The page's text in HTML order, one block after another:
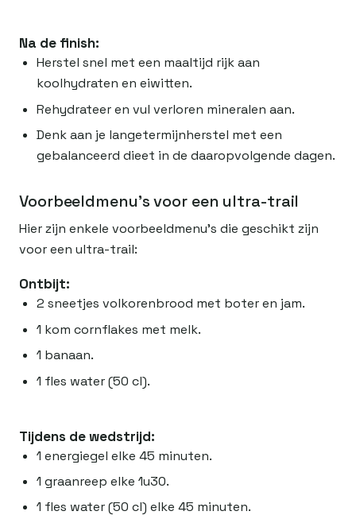
Na de finish:
Herstel snel met een maaltijd rijk aan
koolhydraten en eiwitten.
Rehydrateer en vul verloren mineralen aan.
Denk aan je langetermijnherstel met een
gebalanceerd dieet in de daaropvolgende dagen.
Voorbeeldmenu's voor een ultra-trail
Hier zijn enkele voorbeeldmenu's die geschikt zijn
voor een ultra-trail:
Ontbijt:
2 sneetjes volkorenbrood met boter en jam.
1 kom cornflakes met melk.
1 banaan.
1 fles water (50 cl).
Tijdens de wedstrijd:
1 energiegel elke 45 minuten.
1 graanreep elke 1u30.
1 fles water (50 cl) elke 45 minuten.